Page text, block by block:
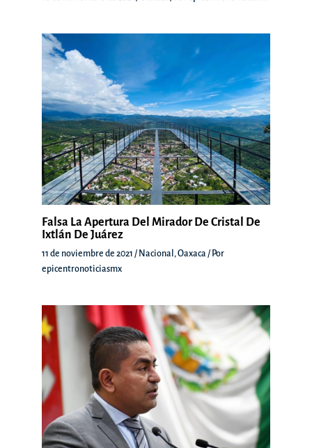
Falsa La Apertura Del Mirador De Cristal De
Ixtlán De Juárez
11 de noviembre de 2021 / Nacional , Oaxaca / Por
epicentronoticiasmx